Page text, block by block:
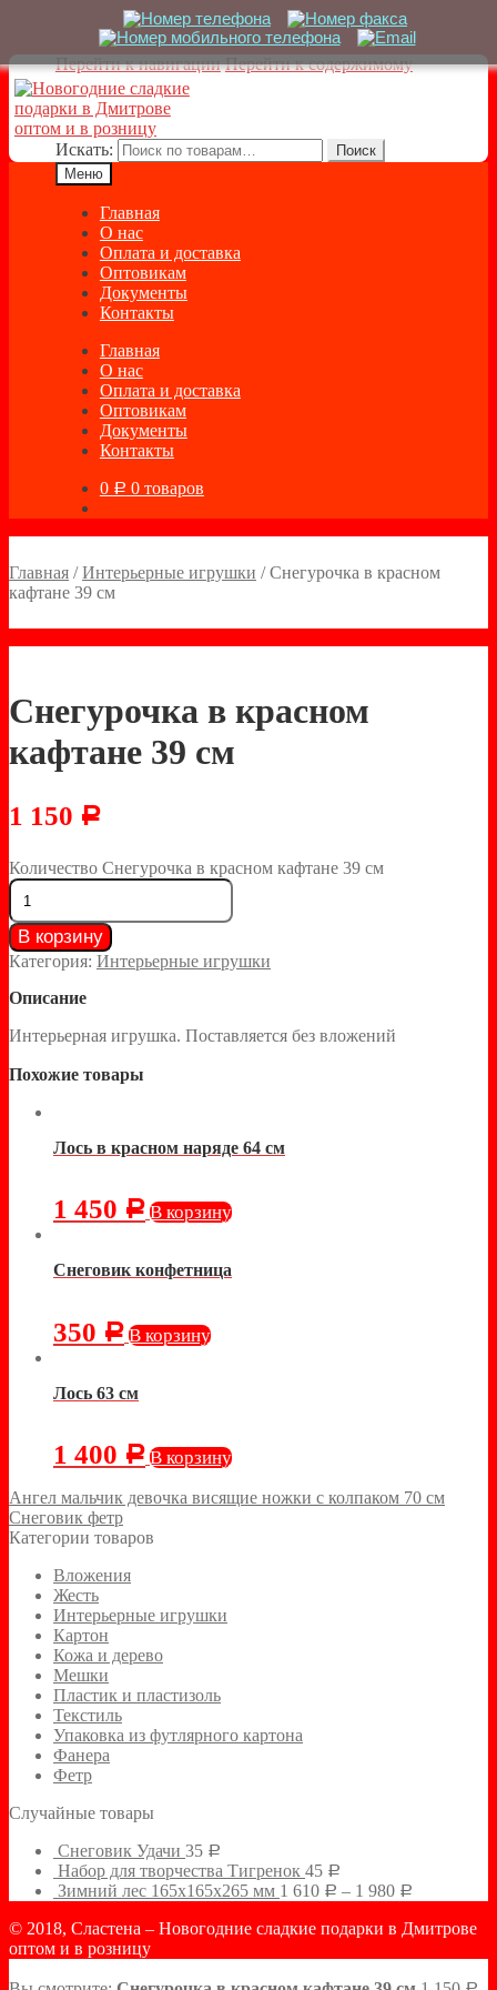
Перейти к навигации Перейти к содержимому
Искать:
Поиск
Меню
Главная
О нас
Оплата и доставка
Оптовикам
Документы
Контакты
Главная
О нас
Оплата и доставка
Оптовикам
Документы
Контакты
0 Р 0 товаров
Главная /Интерьерные игрушки /Снегурочка в красном
кафтане 39 см
Снегурочка в красном
кафтане 39 см
1 150 Р
Количество Снегурочка в красном кафтане 39 см
В корзину
Категория: Интерьерные игрушки
Описание
Интерьерная игрушка. Поставляется без вложений
Похожие товары
Лось в красном наряде 64 см
1 450 Р В корзину
Снеговик конфетница
350 Р В корзину
Лось 63 см
1 400 Р В корзину
Ангел мальчик девочка висящие ножки с колпаком 70 см
Снеговик фетр
Категории товаров
Вложения
Жесть
Интерьерные игрушки
Картон
Кожа и дерево
Мешки
Пластик и пластизоль
Текстиль
Упаковка из футлярного картона
Фанера
Фетр
Случайные товары
Снеговик Удачи 35 Р
Набор для творчества Тигренок 45 Р
Зимний лес 165х165х265 мм 1 610 Р – 1 980 Р
© 2018, Сластена – Новогодние сладкие подарки в Дмитрове
оптом и в розницу